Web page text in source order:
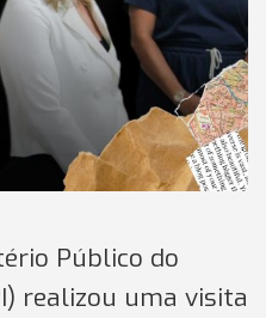
Público do
realizou uma visita